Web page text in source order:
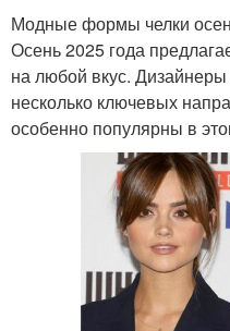
Модные формы челки
Осень 2025 года
на любой вкус.
несколько ключевых
особенно популярны в